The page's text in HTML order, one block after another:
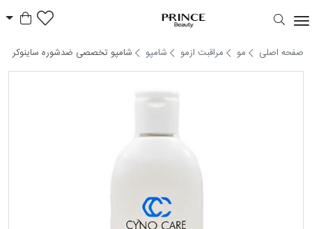
Prince Beauty سبد
صفحه اصلی مو مراقبت ازمو شامپو شامپو تخصصی ضدشوره ساینوکر